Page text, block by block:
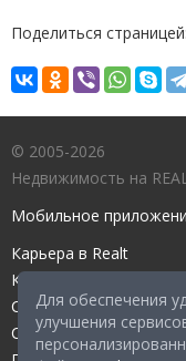
Для обеспечения
улучшения
Поделиться страницей:
© 2005-2026
Недвижимость на
Мобильное
Карьера в Realt
Контакты редакции
Справочный центр
Служба поддержки